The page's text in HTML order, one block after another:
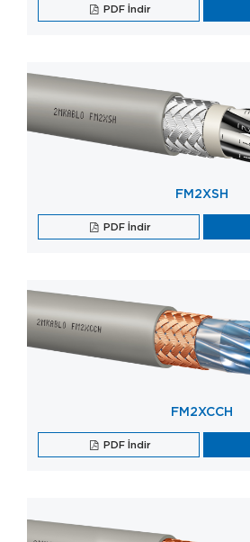
PDF İndir
FM2XSH
PDF İndir
FM2XCCH
PDF İndir